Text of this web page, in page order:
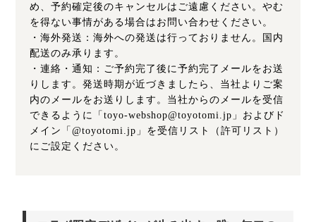
め、予約確定後のキャンセルはご遠慮ください。やむ
を得ない事情がある場合はお問い合わせください。
・海外発送：海外への発送は行っておりません。国内
配送のみ承ります。
・連絡・通知：ご予約完了後に予約完了メールをお送
りします。発送時期が近づきましたら、当社よりご案
内のメールをお送りします。当社からのメールを受信
できるように「toyo-webshop@toyotomi.jp」およびド
メイン「@toyotomi.jp」を受信リスト（許可リスト）
にご設定ください。